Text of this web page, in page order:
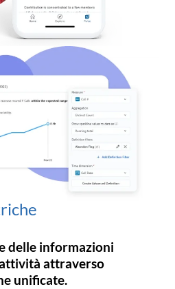
delle informazioni
attraverso
unificate.